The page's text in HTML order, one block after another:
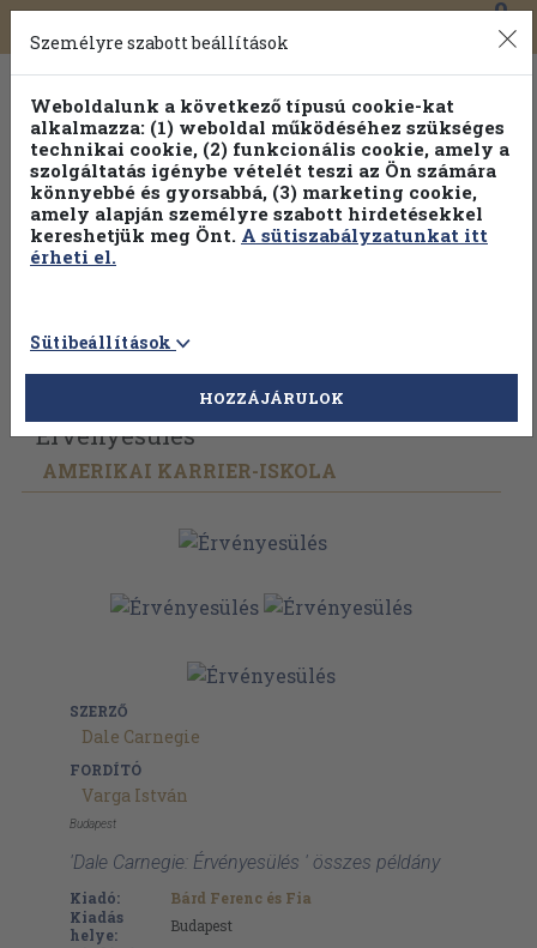
Toggle
navigation
0
Válogasson több mint 30 000 kötet közül
Hobbi témakörökben20% kedvezménnyel!
Vissza az előző oldalra Válasszon példányt
Érvényesülés
AMERIKAI KARRIER-ISKOLA
SZERZŐ
Dale Carnegie
FORDÍTÓ
Varga István
Budapest
'Dale Carnegie: Érvényesülés ' összes példány
Kiadó:
Bárd Ferenc és Fia
Kiadás
helye:
Budapest
Személyre szabott beállítások
Weboldalunk a következő típusú cookie-kat
alkalmazza: (1) weboldal működéséhez szükséges
technikai cookie, (2) funkcionális cookie, amely a
szolgáltatás igénybe vételét teszi az Ön számára
könnyebbé és gyorsabbá, (3) marketing cookie,
amely alapján személyre szabott hirdetésekkel
kereshetjük meg Önt. A sütiszabályzatunkat itt
érheti el.
Sütibeállítások
HOZZÁJÁRULOK